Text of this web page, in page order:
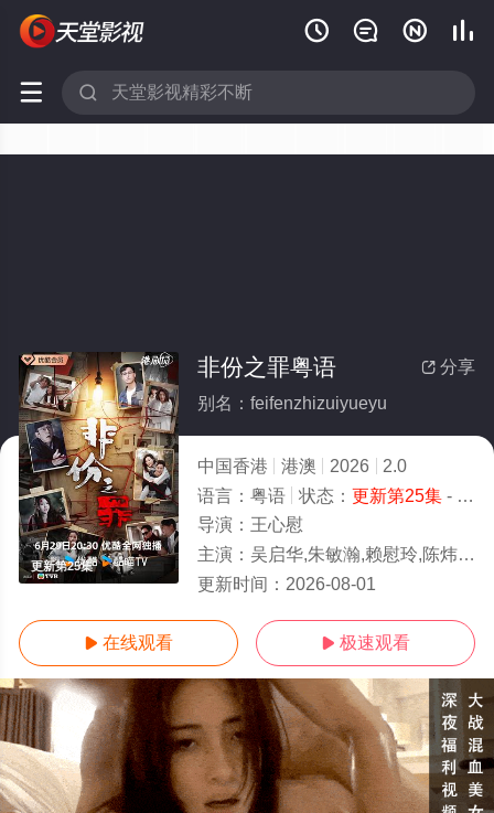
   
 
更新第25集
 分享
非份之罪粤语
别名：feifenzhizuiyueyu
中国香港 港澳 2026
2.0
语言： 粤语 状态： 更新第25集- 免费在线观看
导演： 王心慰
主演： 吴启华,朱敏瀚,赖慰玲,陈炜,吴伟豪,单立文,阮浩棕,刘佩玥,徐荣,何
更新时间： 2026-08-01
 在线观看  极速观看